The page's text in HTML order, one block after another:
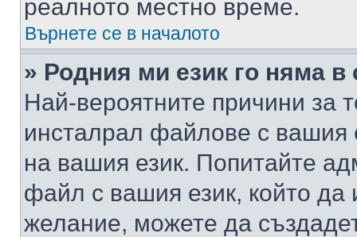
реалното местно време.
Върнете се в началото
» Родния ми език го няма в
Най-вероятните причини за
инсталрал файлове с вашия
на вашия език. Попитайте
файл с вашия език, който да
желание, можете да